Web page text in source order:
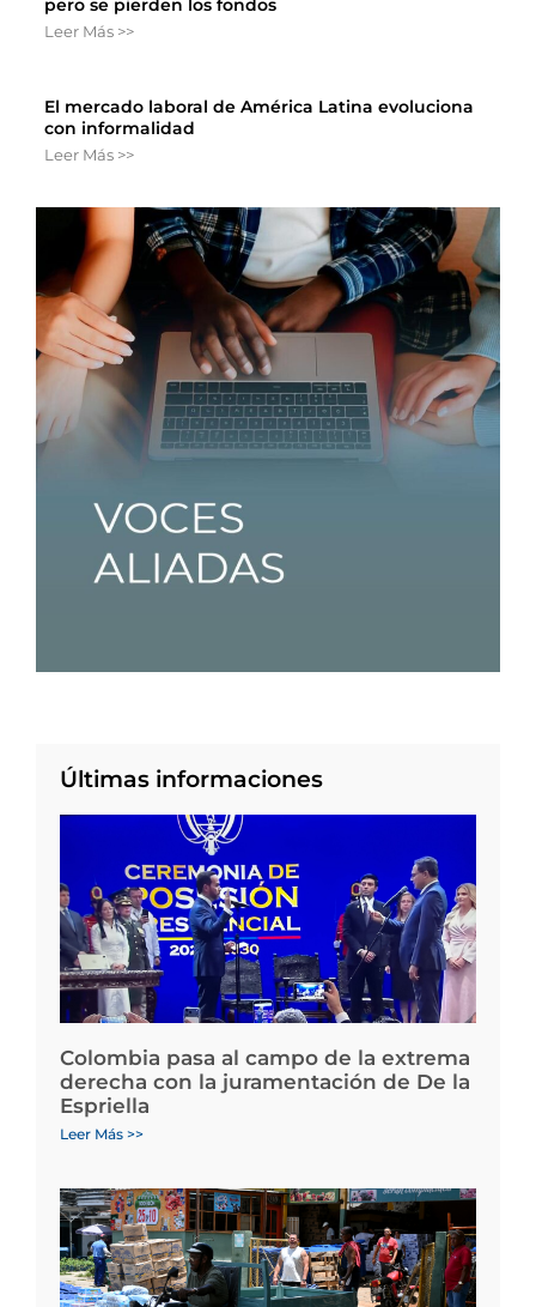
Leer Más >>
El mercado laboral de América Latina evoluciona
con informalidad
Leer Más >>
Últimas informaciones
Colombia pasa al campo de la extrema
derecha con la juramentación de De la
Espriella
Leer Más >>